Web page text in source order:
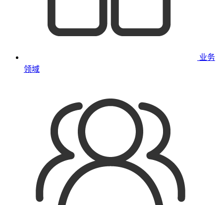
业务
领域